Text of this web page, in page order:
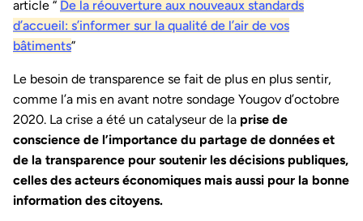
article “ De la réouverture aux nouveaux standards
d’accueil: s’informer sur la qualité de l’air de vos
bâtiments”
Le besoin de transparence se fait de plus en plus sentir,
comme l’a mis en avant notre sondage Yougov d’octobre
2020. La crise a été un catalyseur de la prise de
conscience de l’importance du partage de données et
de la transparence pour soutenir les décisions publiques,
celles des acteurs économiques mais aussi pour la bonne
information des citoyens.